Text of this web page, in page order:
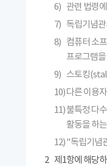
6) 관련 법령
7) 독립기념
8) 컴퓨터 소
프로그램
9) 스토킹
10)다른 이용
11)불특정 다
활동을 하
12)"독립기념
2 제1항에 해당